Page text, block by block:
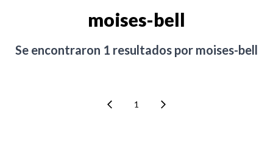
moises-bell
Se encontraron 1 resultados por moises-bell
1